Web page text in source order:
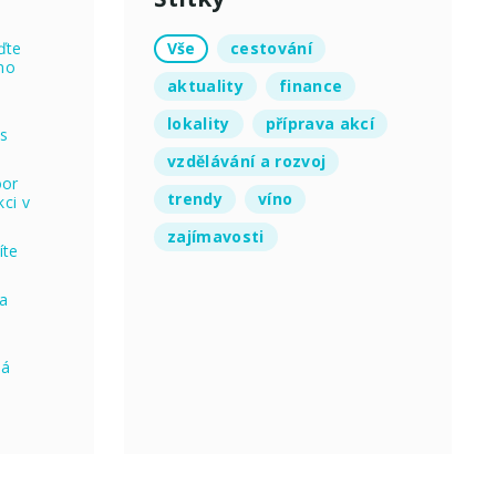
v
Vše
cestování
aktuality
finance
lokality
příprava akcí
vzdělávání a rozvoj
trendy
víno
zajímavosti